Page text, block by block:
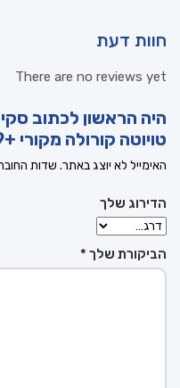
חוות דעת
There are no reviews yet
היה הראשון לכתוב
טויוטה קורולה מקורי +Toyota Corolla 2019”
האימייל לא יוצג באתר. שדות
הדירוג שלך
הביקורת שלך *